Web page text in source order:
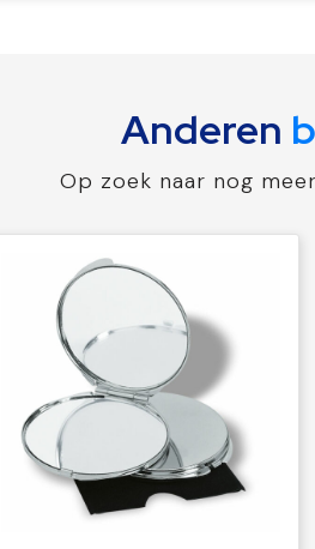
Anderen
Op zoek naar nog